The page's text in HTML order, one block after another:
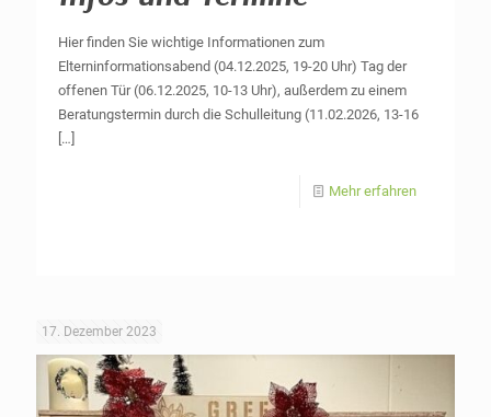
Hier finden Sie wichtige Informationen zum
Elterninformationsabend (04.12.2025, 19-20 Uhr) Tag der
offenen Tür (06.12.2025, 10-13 Uhr), außerdem zu einem
Beratungstermin durch die Schulleitung (11.02.2026, 13-16
[…]
Mehr erfahren
17. Dezember 2023